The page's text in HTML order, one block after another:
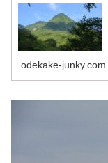
odekake-junky.com